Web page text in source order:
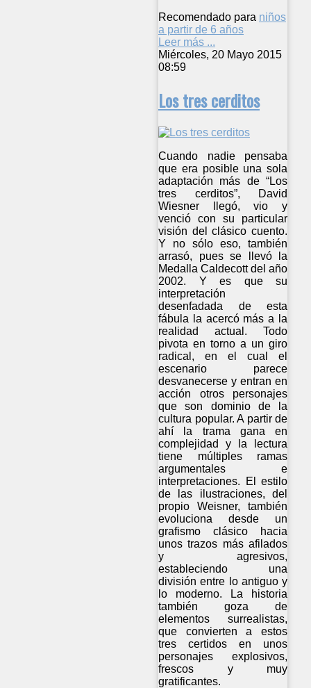
Recomendado para niños
a partir de 6 años
Leer más ...
Miércoles, 20 Mayo 2015
08:59
Los tres cerditos
Cuando nadie pensaba
que era posible una sola
adaptación más de “Los
tres cerditos”, David
Wiesner llegó, vio y
venció con su particular
visión del clásico cuento.
Y no sólo eso, también
arrasó, pues se llevó la
Medalla Caldecott del año
2002. Y es que su
interpretación
desenfadada de esta
fábula la acercó más a la
realidad actual. Todo
pivota en torno a un giro
radical, en el cual el
escenario parece
desvanecerse y entran en
acción otros personajes
que son dominio de la
cultura popular. A partir de
ahí la trama gana en
complejidad y la lectura
tiene múltiples ramas
argumentales e
interpretaciones. El estilo
de las ilustraciones, del
propio Weisner, también
evoluciona desde un
grafismo clásico hacia
unos trazos más afilados
y agresivos,
estableciendo una
división entre lo antiguo y
lo moderno. La historia
también goza de
elementos surrealistas,
que convierten a estos
tres certidos en unos
personajes explosivos,
frescos y muy
gratificantes.